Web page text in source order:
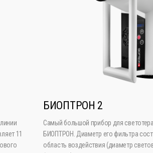
11
БИОПТРОН 2
Самый большой прибор для
БИОПТРОН. Диаметр его фильтра
область воздействия (диаметр